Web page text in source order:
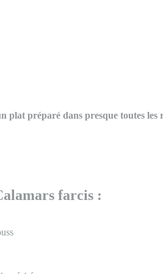
plat préparé dans presque toutes les
farcis :